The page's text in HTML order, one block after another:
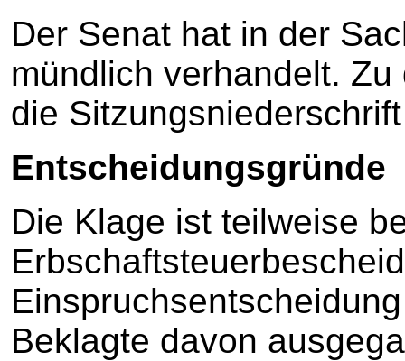
Der Senat hat in der
mündlich verhandelt.
die
Entscheidungsgründe
Die Klage ist teilweise
Beklagte davon